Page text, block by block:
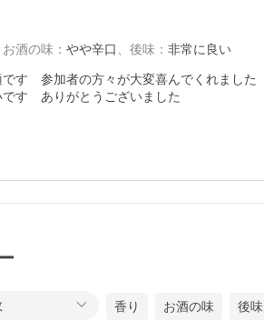
お酒の味 ： やや辛口 後味 ： 非常に良い
す　参加者の方々が大変喜んでくれました
です　ありがとうございました
香り お酒の味 後味